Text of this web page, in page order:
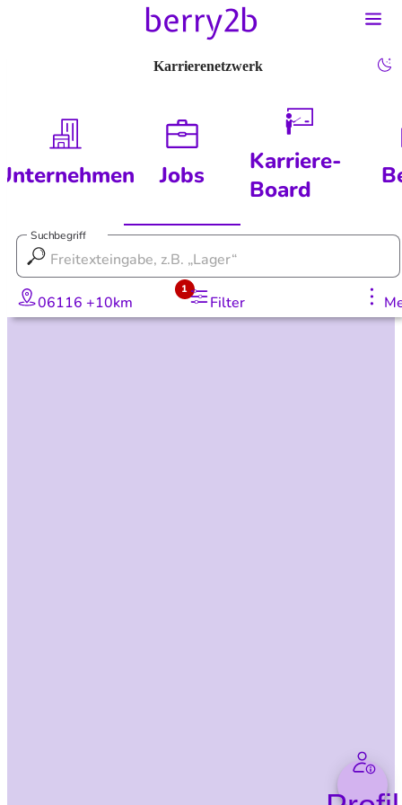
Karrierenetzwerk
Jobs
Karriere-
Board
Suchbegriff
06116 +10km Filter
1